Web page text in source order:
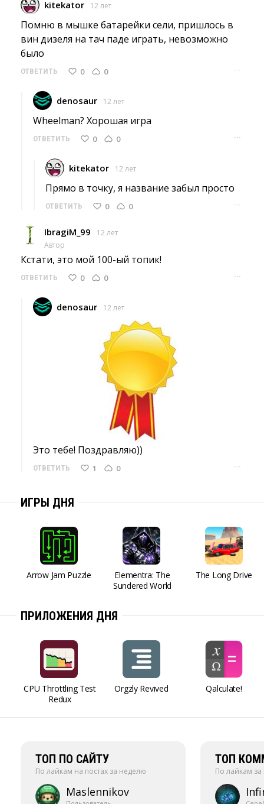
kitekator 12 лет
Помню в мышке батарейки сели, пришлось в
вин дизеля на тач паде играть, невозможно
было
ОТВЕТИТЬ 0 0 ···
denosaur 12 лет
Wheelman? Хорошая игра
ОТВЕТИТЬ 0 0 ···
kitekator 12 лет
Прямо в точку, я название забыл просто
ОТВЕТИТЬ 0 0 ···
IbragiM_99
12 лет
Автор
Кстати, это мой 100-ый топик!
ОТВЕТИТЬ 0 0 ···
denosaur 12 лет
Это тебе! Поздравляю))
ОТВЕТИТЬ 1 0 ···
ИГРЫ ДНЯ
Arrow Jam Puzzle
Elementra: The
Sundered World
The Long Drive
ПРИЛОЖЕНИЯ ДНЯ
CPU Throttling Test
Redux
Orgzly Revived Qalculate!
ТОП ПО САЙТУ
По лайкам на постах за неделю
Maslennikov
ТОП
По лайкам